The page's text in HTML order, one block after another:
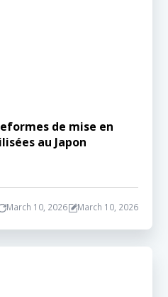
de mise en
au Japon
March 10, 2026 March 10, 2026